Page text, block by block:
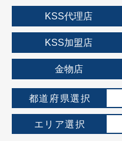
KSS代理店
KSS加盟店
金物店
都道府県選択
エリア選択